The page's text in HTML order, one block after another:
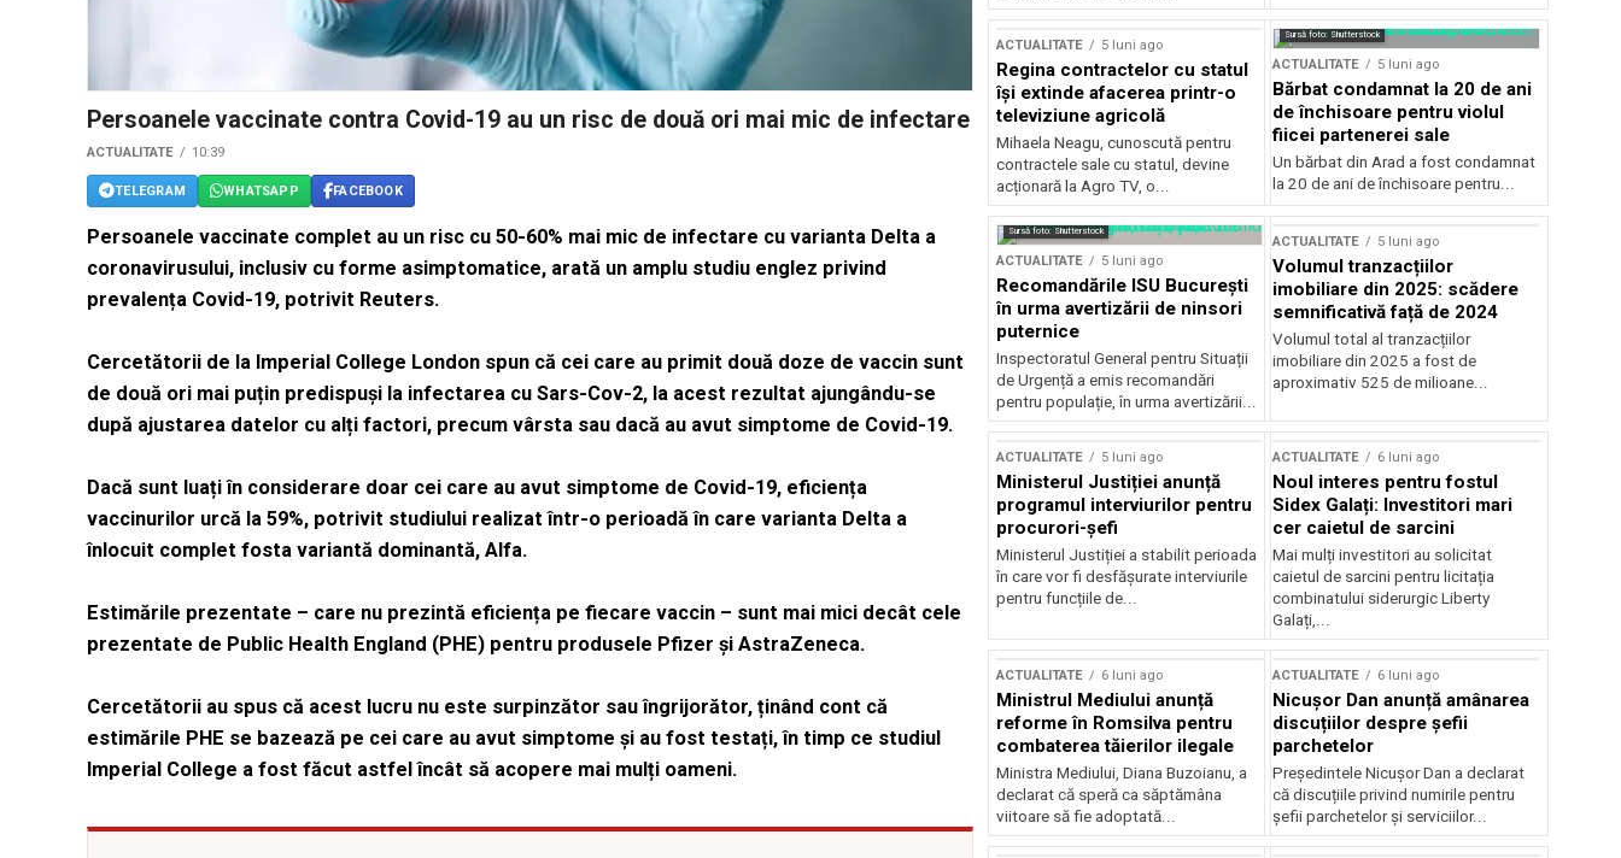
Persoanele vaccinate contra Covid-19 au un risc de două ori mai mic de infectare
ACTUALITATE 10:39
TELEGRAM WHATSAPP FACEBOOK
Persoanele vaccinate complet au un risc cu 50-60% mai mic de infectare cu varianta Delta a
coronavirusului, inclusiv cu forme asimptomatice, arată un amplu studiu englez privind
prevalența Covid-19, potrivit Reuters.
Cercetătorii de la Imperial College London spun că cei care au primit două doze de vaccin sunt
de două ori mai puțin predispuși la infectarea cu Sars-Cov-2, la acest rezultat ajungându-se
după ajustarea datelor cu alți factori, precum vârsta sau dacă au avut simptome de Covid-19.
Dacă sunt luați în considerare doar cei care au avut simptome de Covid-19, eficiența
vaccinurilor urcă la 59%, potrivit studiului realizat într-o perioadă în care varianta Delta a
înlocuit complet fosta variantă dominantă, Alfa.
Estimările prezentate – care nu prezintă eficiența pe fiecare vaccin – sunt mai mici decât cele
prezentate de Public Health England (PHE) pentru produsele Pfizer și AstraZeneca.
Cercetătorii au spus că acest lucru nu este surpinzător sau îngrijorător, ținând cont că
estimările PHE se bazează pe cei care au avut simptome și au fost testați, în timp ce studiul
Imperial College a fost făcut astfel încât să acopere mai mulți oameni.
ACTUALITATE 5 luni ago
Regina contractelor cu statul
își extinde afacerea printr-o
televiziune agricolă
Mihaela Neagu, cunoscută pentru
contractele sale cu statul, devine
acționară la Agro TV, o...
Sursă foto: Shutterstock
ACTUALITATE 5 luni ago
Bărbat condamnat la 20 de ani
de închisoare pentru violul
fiicei partenerei sale
Un bărbat din Arad a fost condamnat
la 20 de ani de închisoare pentru...
Sursă foto: Shutterstock
ACTUALITATE 5 luni ago
Recomandările ISU București
în urma avertizării de ninsori
puternice
Inspectoratul General pentru Situații
de Urgență a emis recomandări
pentru populație, în urma avertizării...
ACTUALITATE 5 luni ago
Volumul tranzacțiilor
imobiliare din 2025: scădere
semnificativă față de 2024
Volumul total al tranzacțiilor
imobiliare din 2025 a fost de
aproximativ 525 de milioane...
ACTUALITATE 5 luni ago
Ministerul Justiției anunță
programul interviurilor pentru
procurori-șefi
Ministerul Justiției a stabilit perioada
în care vor fi desfășurate interviurile
pentru funcțiile de...
ACTUALITATE 6 luni ago
Noul interes pentru fostul
Sidex Galați: Investitori mari
cer caietul de sarcini
Mai mulți investitori au solicitat
caietul de sarcini pentru licitația
combinatului siderurgic Liberty
Galați,...
ACTUALITATE 6 luni ago
Ministrul Mediului anunță
reforme în Romsilva pentru
combaterea tăierilor ilegale
Ministra Mediului, Diana Buzoianu, a
declarat că speră ca săptămâna
viitoare să fie adoptată...
ACTUALITATE 6 luni ago
Nicușor Dan anunță amânarea
discuțiilor despre șefii
parchetelor
Președintele Nicușor Dan a declarat
că discuțiile privind numirile pentru
șefii parchetelor și serviciilor...